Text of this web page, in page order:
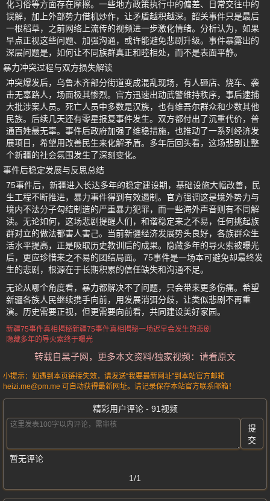
化习俗等方面存在摩擦。一些地方政策执行中的偏差、日常交往中的
误解，加上外部势力借机炒作，让矛盾越积越深。韶关事件只是最后
一根稻草，之前网络上流传的视频进一步激化情绪。分析认为，如果
早点正视这些问题、加强沟通，或许能避免悲剧升级。事件暴露出的
深层问题是，如何让不同族群真正和睦相处，而不是表面平静。
暴力冲突过程与双方损失解读
冲突爆发后，乌鲁木齐部分街道变成混乱现场，有人砸店、烧车、袭
击无辜路人，场面极其惨烈。官方迅速出动武警维持秩序，事后逮捕
大批涉案人员。死亡人员中多数是汉族，也有维吾尔群众和少数其他
民族。后续几天还有零星报复事件发生。双方都付出了沉重代价，普
通百姓最无辜。事件后政府加强了维稳措施，也推动了一系列经济发
展项目，希望用改善民生来化解矛盾。多年后回头看，这场悲剧让整
个新疆的社会氛围发生了深刻变化。
事件后稳定发展与反思总结
75事件后，新疆进入长达多年的稳定建设期，基础设施大幅改善，民
生工程不断推进，暴力事件得到有效遏制。官方强调这是境外势力与
境内不法分子勾结制造的严重暴力犯罪，而一些海外声音则有不同解
读。无论如何，这场悲剧提醒人们，和谐稳定来之不易，任何挑起族
群对立的做法都害人害己。当前新疆经济发展势头良好，各族群众生
活水平提高，正是吸取历史教训后的成果。隐藏多年的导火索被曝光
后，更应珍惜来之不易的团结局面。 75事件是一场本可避免却最终发
生的悲剧，根源在于长期积累的信任缺失和沟通不足。
无论从哪个角度看，暴力都解决不了问题，只会带来更多伤痛。希望
新疆各族人民继续携手向前，用发展消弭分歧，让类似悲剧不再重
演。历史需要正视，但更需要向前看，共同建设美好家园。
新疆75事件真相揭秘新疆75事件真相揭秘一场迟早会发生的悲剧
隐藏多年的导火索终于曝光
转载自黑子网，更多本文资料/独家视频：请看原文
小提示：如遇到本页链接失效，请发送“我要最新网址”到本站官方邮箱
heizi.me@pm.me 可自动获得最新网址。请记录保存本站官方联系邮箱！
精彩用户评论 - 91视频
提
交
暂无评论
1/1